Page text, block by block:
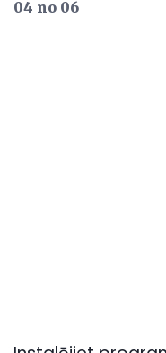
04 no 06